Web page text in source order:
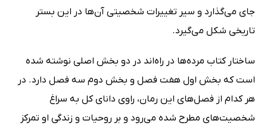
جای می‌گذارد و سیر تغییرات شخصیتی آن‌ها در این بستر
تاریخی شکل می‌گیرد.
ساختار کتاب مرده‌ها در راه‌اند در دو بخش اصلی نوشته شده
است که بخش اول هفت فصل و بخش دوم سه فصل دارد. در
هر کدام از فصل‌های این رمان، راوی دانای کل به سراغ
شخصیت‌های مطرح شده می‌رود و بر روحیات و زندگی او تمرکز